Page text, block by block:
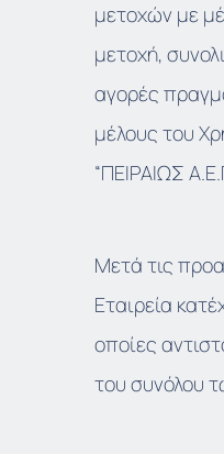
μετοχών με
μετοχή,
αγορές
μέλους του
“ΠΕΙΡΑΙΩΣ
Μετά τις
Εταιρεία
οποίες
του συνόλου